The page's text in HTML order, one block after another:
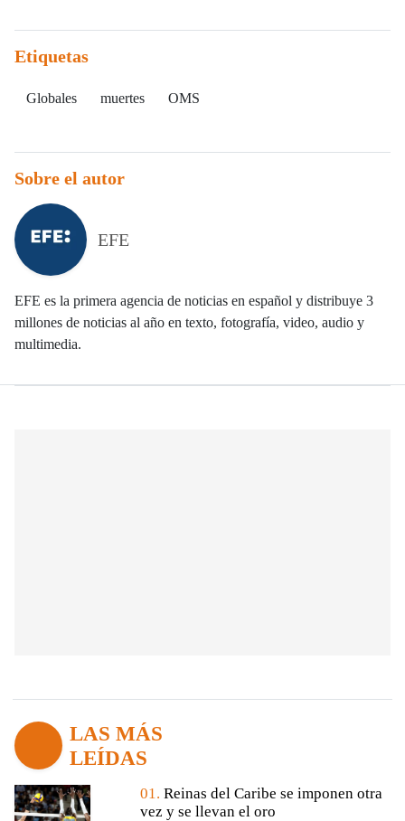
Etiquetas
Globales muertes OMS
Sobre el autor
EFE
EFE es la primera agencia de noticias en español y distribuye 3
millones de noticias al año en texto, fotografía, video, audio y
multimedia.
LAS MÁS
LEÍDAS
01. Reinas del Caribe se imponen otra
vez y se llevan el oro